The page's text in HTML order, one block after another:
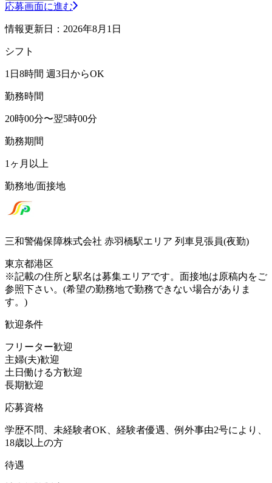
応募画面に進む
情報更新日：2026年8月1日
シフト
1日8時間 週3日からOK
勤務時間
20時00分〜翌5時00分
勤務期間
1ヶ月以上
勤務地/面接地
三和警備保障株式会社 赤羽橋駅エリア 列車見張員(夜勤)
東京都港区
※記載の住所と駅名は募集エリアです。面接地は原稿内をご
参照下さい。(希望の勤務地で勤務できない場合がありま
す。)
歓迎条件
フリーター歓迎
主婦(夫)歓迎
土日働ける方歓迎
長期歓迎
応募資格
学歴不問、未経験者OK、経験者優遇、例外事由2号により、
18歳以上の方
待遇